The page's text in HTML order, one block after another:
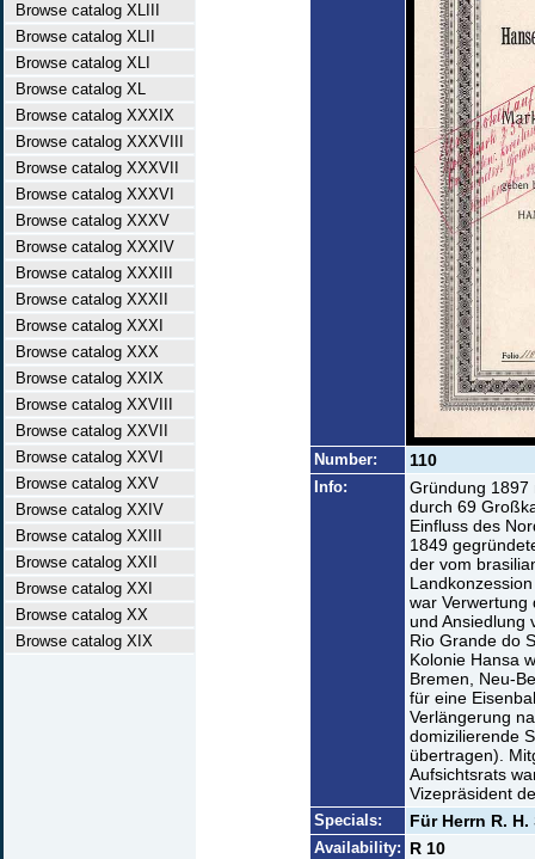
Browse catalog XLIII
Browse catalog XLII
Browse catalog XLI
Browse catalog XL
Browse catalog XXXIX
Browse catalog XXXVIII
Browse catalog XXXVII
Browse catalog XXXVI
Browse catalog XXXV
Browse catalog XXXIV
Browse catalog XXXIII
Browse catalog XXXII
Browse catalog XXXI
Browse catalog XXX
Browse catalog XXIX
Browse catalog XXVIII
Browse catalog XXVII
Browse catalog XXVI
Browse catalog XXV
Browse catalog XXIV
Browse catalog XXIII
Browse catalog XXII
Browse catalog XXI
Browse catalog XX
Browse catalog XIX
Number: 110
Info:
Gründung 1897
durch 69
Einfluss des
1849
der vom
war Verwertung
und Ansiedlung
Rio Grande do
Kolonie Hansa
Bremen, Neu-
für eine
Verlängerung
domizilierende
übertragen).
Aufsichtsrats
Vizepräsident
Specials: Für Herrn R.
Availability: R 10